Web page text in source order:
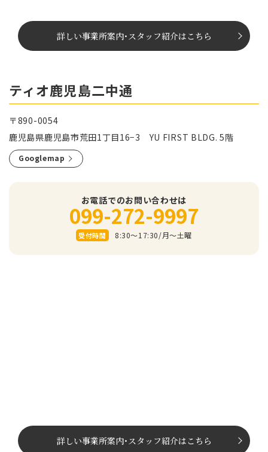
詳しい事業所案内･スタッフ紹介はこちら
ティオ鹿児島二中通
〒890-0054
鹿児島県鹿児島市荒田1丁目16−3 YU FIRST BLDG. 5階
Googlemap
お電話でのお問い合わせは
099-272-9997
受付時間 8:30～17:30/⽉〜⼟曜
詳しい事業所案内･ スタッフ紹介はこちら